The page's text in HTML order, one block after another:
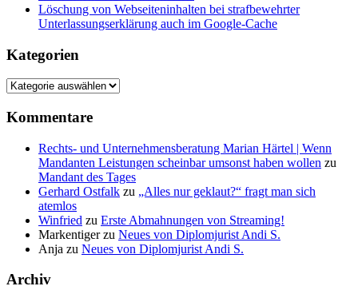
Löschung von Webseiteninhalten bei strafbewehrter
Unterlassungserklärung auch im Google-Cache
Kategorien
Kategorien
Kommentare
Rechts- und Unternehmensberatung Marian Härtel | Wenn
Mandanten Leistungen scheinbar umsonst haben wollen zu
Mandant des Tages
Gerhard Ostfalk zu „Alles nur geklaut?“ fragt man sich
atemlos
Winfried zu Erste Abmahnungen von Streaming!
Markentigerzu Neues von Diplomjurist Andi S.
Anja zu Neues von Diplomjurist Andi S.
Archiv